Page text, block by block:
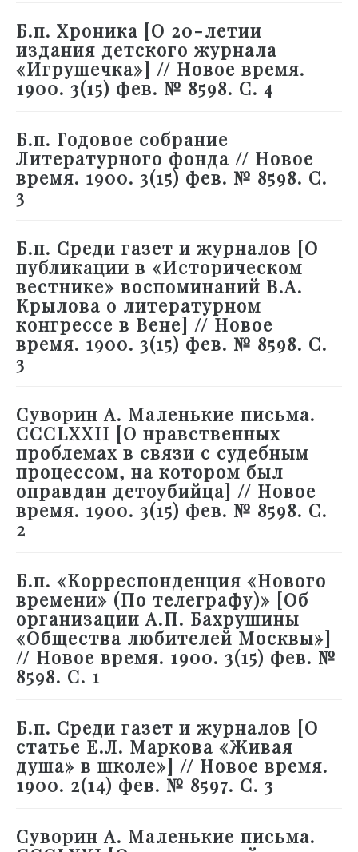
Б.п. Хроника [О 20-летии
издания детского журнала
«Игрушечка»] // Новое время.
1900. 3(15) фев. № 8598. С. 4
Б.п. Годовое собрание
Литературного фонда // Новое
время. 1900. 3(15) фев. № 8598. С.
3
Б.п. Среди газет и журналов [О
публикации в «Историческом
вестнике» воспоминаний В.А.
Крылова о литературном
конгрессе в Вене] // Новое
время. 1900. 3(15) фев. № 8598. С.
3
Суворин А. Маленькие письма.
CCCLXXII [О нравственных
проблемах в связи с судебным
процессом, на котором был
оправдан детоубийца] // Новое
время. 1900. 3(15) фев. № 8598. С.
2
Б.п. «Корреспонденция «Нового
времени» (По телеграфу)» [Об
организации А.П. Бахрушины
«Общества любителей Москвы»]
// Новое время. 1900. 3(15) фев. №
8598. С. 1
Б.п. Среди газет и журналов [О
статье Е.Л. Маркова «Живая
душа» в школе»] // Новое время.
1900. 2(14) фев. № 8597. С. 3
Суворин А. Маленькие письма.